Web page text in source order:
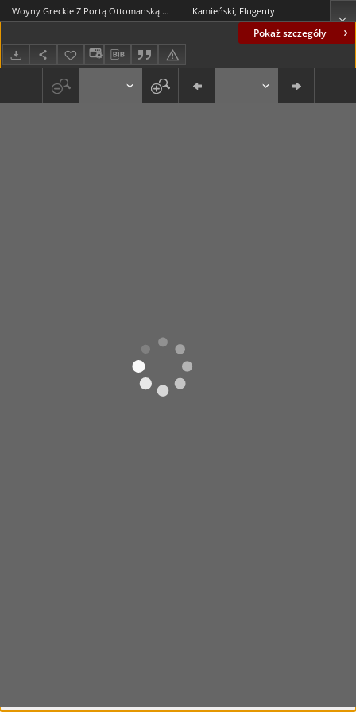
Pokaż szczegóły
Woyny Greckie Z Portą Ottomanską Dzielnoscią Jerzego Kastryota Xiązęcia Albanskiego Przezwanego Skanderbek Wsławione Kamieński, Flugenty